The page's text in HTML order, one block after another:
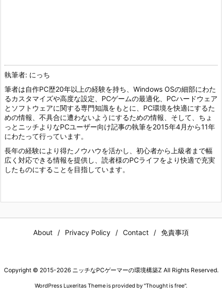
執筆者: にっち
筆者は自作PC歴20年以上の経験を持ち、Windows OSの細部にわた
るカスタマイズや高度な設定、PCゲームの最適化、PCハードウェア
とソフトウェアに関する専門知識をもとに、PC環境を快適にするた
めの情報、不具合に遭わないようにするための情報、そして、ちょ
っとニッチよりなPCユーザー向け記事の執筆を2015年4月から11年
にわたって行っています。
長年の経験により得たノウハウを活かし、初心者から上級者まで幅
広く対応できる情報を提供し、読者様のPCライフをより快適で充実
したものにすることを目指しています。
About Privacy Policy Contact 免責事項
Copyright © 2015-2026 ニッチなPCゲーマーの環境構築Z All Rights Reserved.
WordPress Luxeritas Theme is provided by "Thought is free".